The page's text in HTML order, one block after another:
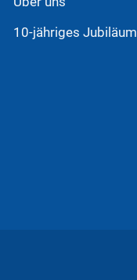
10-jähriges Jubiläum